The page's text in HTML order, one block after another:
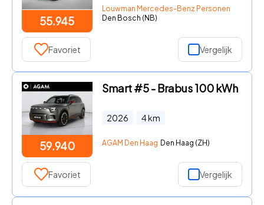
55.945
Louwman Mercedes-Benz Personenwagens
Den Bosch (NB)
Favoriet Vergelijk
59.940
Smart #5 - Brabus 100 kWh
2026 4km
AGAM Den Haag Den Haag (ZH)
Favoriet Vergelijk